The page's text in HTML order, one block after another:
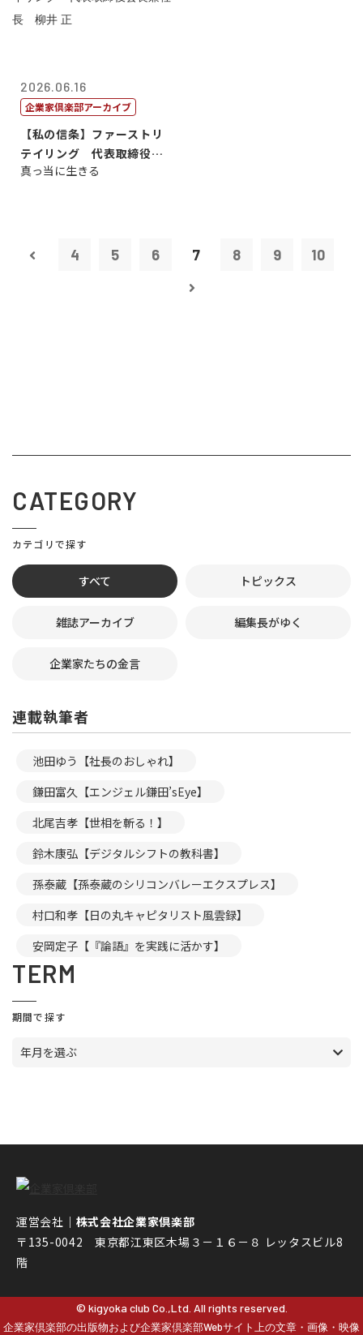
2026.06.16
企業家倶楽部アーカイブ
【私の信条】ファーストリ
テイリング 代表取締役会
長兼社長 柳...
真っ当に生きる
4 5 6 7 8 9 10
CATEGORY
カテゴリで探す
すべて トピックス
雑誌アーカイブ 編集長がゆく
企業家たちの金言
連載執筆者
池田ゆう【社長のおしゃれ】
鎌田富久【エンジェル鎌田’sEye】
北尾吉孝【世相を斬る！】
鈴木康弘【デジタルシフトの教科書】
孫泰蔵【孫泰蔵のシリコンバレーエクスプレス】
村口和孝【日の丸キャピタリスト風雲録】
安岡定子【『論語』を実践に活かす】
TERM
期間で探す
年月を選ぶ
運営会社｜ 株式会社企業家倶楽部
〒135-0042 東京都江東区木場３－１６－８ レッタスビル8
階
© kigyoka club Co.,Ltd. All rights reserved.
企業家倶楽部の出版物および企業家倶楽部Webサイト上の文章・画像・映像